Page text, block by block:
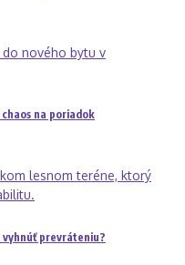
na poriadok
vyhnúť prevráteniu?